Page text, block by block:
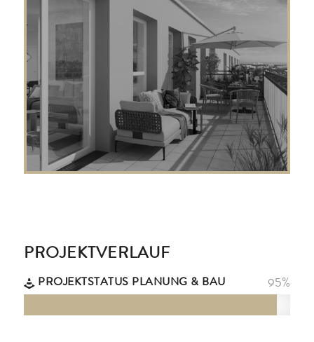
PROJEKTVERLAUF
PROJEKTSTATUS PLANUNG & BAU 95%